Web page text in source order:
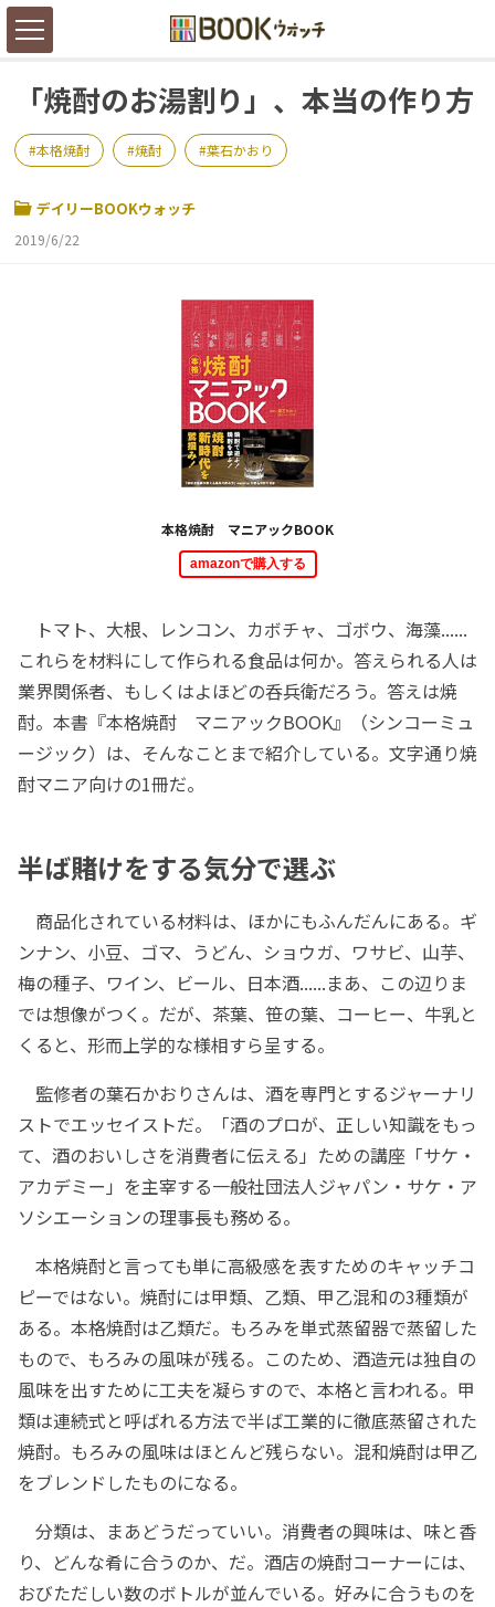
「焼酎のお湯割り」、本当の作り方
本格焼酎 焼酎 葉石かおり
デイリーBOOKウォッチ
2019/6/22
本格焼酎 マニアックBOOK
amazonで購入する
トマト、大根、レンコン、カボチャ、ゴボウ、海藻......
これらを材料にして作られる食品は何か。答えられる人は
業界関係者、もしくはよほどの呑兵衛だろう。答えは焼
酎。本書『本格焼酎 マニアックBOOK』（シンコーミュ
ージック）は、そんなことまで紹介している。文字通り焼
酎マニア向けの1冊だ。
半ば賭けをする気分で選ぶ
商品化されている材料は、ほかにもふんだんにある。ギ
ンナン、小豆、ゴマ、うどん、ショウガ、ワサビ、山芋、
梅の種子、ワイン、ビール、日本酒......まあ、この辺りま
では想像がつく。だが、茶葉、笹の葉、コーヒー、牛乳と
くると、形而上学的な様相すら呈する。
監修者の葉石かおりさんは、酒を専門とするジャーナリ
ストでエッセイストだ。「酒のプロが、正しい知識をもっ
て、酒のおいしさを消費者に伝える」ための講座「サケ・
アカデミー」を主宰する一般社団法人ジャパン・サケ・ア
ソシエーションの理事長も務める。
本格焼酎と言っても単に高級感を表すためのキャッチコ
ピーではない。焼酎には甲類、乙類、甲乙混和の3種類が
ある。本格焼酎は乙類だ。もろみを単式蒸留器で蒸留した
もので、もろみの風味が残る。このため、酒造元は独自の
風味を出すために工夫を凝らすので、本格と言われる。甲
類は連続式と呼ばれる方法で半ば工業的に徹底蒸留された
焼酎。もろみの風味はほとんど残らない。混和焼酎は甲乙
をブレンドしたものになる。
分類は、まあどうだっていい。消費者の興味は、味と香
り、どんな肴に合うのか、だ。酒店の焼酎コーナーには、
おびただしい数のボトルが並んでいる。好みに合うものを